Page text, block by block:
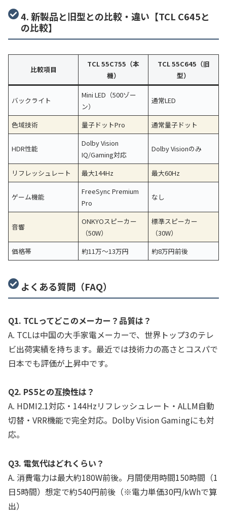
4. 新製品と旧型との比較・違い【TCL C645と
の比較】
比較項目
TCL 55C755（本
機）
TCL 55C645（旧
型）
バックライト
Mini LED（500ゾー
ン）
通常LED
色域技術 量子ドットPro 通常量子ドット
HDR性能
Dolby Vision
IQ/Gaming対応
Dolby Visionのみ
リフレッシュレート 最大144Hz 最大60Hz
ゲーム機能
FreeSync Premium
Pro
なし
音響
ONKYOスピーカー
（50W）
標準スピーカー
（30W）
価格帯
約11万〜13万円 約8万円前後
よくある質問（FAQ）
Q1. TCLってどこのメーカー？品質は？
A. TCLは中国の大手家電メーカーで、世界トップ3のテレ
ビ出荷実績を持ちます。最近では技術力の高さとコスパで
日本でも評価が上昇中です。
Q2. PS5との互換性は？
A. HDMI2.1対応・144Hzリフレッシュレート・ALLM自動
切替・VRR機能で完全対応。Dolby Vision Gamingにも対
応。
Q3. 電気代はどれくらい？
A. 消費電力は最大約180W前後。月間使用時間150時間（1
日5時間）想定で約540円前後（※電力単価30円/kWhで算
出）